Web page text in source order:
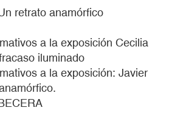
retrato anamórfico
a la exposición Cecilia
iluminado
a la exposición: Javier